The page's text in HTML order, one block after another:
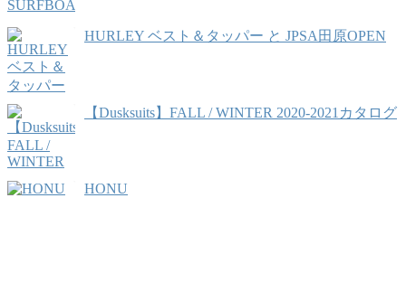
HURLEY ベスト＆タッパー と JPSA田原OPEN
【Dusksuits】FALL / WINTER 2020-2021カタログ
HONU